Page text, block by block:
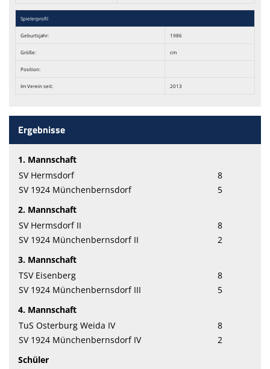
Spielerprofil
Geburtsjahr: 1986
Größe: cm
Position:
Im Verein seit: 2013
Ergebnisse
1. Mannschaft
SV Hermsdorf
8
SV 1924 Münchenbernsdorf
5
2. Mannschaft
SV Hermsdorf II
8
SV 1924 Münchenbernsdorf II
2
3. Mannschaft
TSV Eisenberg
8
SV 1924 Münchenbernsdorf III
5
4. Mannschaft
TuS Osterburg Weida IV
8
SV 1924 Münchenbernsdorf IV
2
Schüler